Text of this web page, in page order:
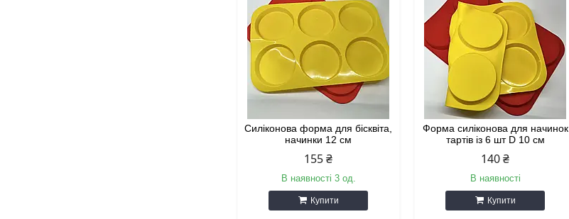
Силіконова форма для бісквіта,
начинки 12 см
155 ₴
В наявності 3 од.
Купити
Форма силіконова для начинок
тартів із 6 шт D 10 см
140 ₴
В наявності
Купити